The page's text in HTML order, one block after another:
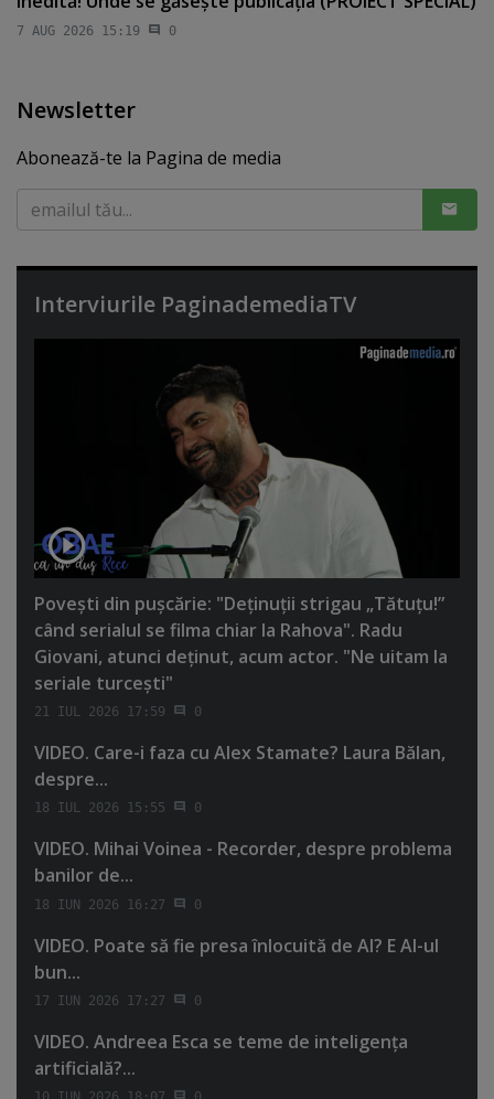
7 AUG 2026 15:19 0
Newsletter
Abonează-te la Pagina de media
Interviurile PaginademediaTV
Poveşti din puşcărie: "Deţinuţii strigau „Tătuţu!”
când serialul se filma chiar la Rahova". Radu
Giovani, atunci deţinut, acum actor. "Ne uitam la
seriale turceşti"
21 IUL 2026 17:59 0
VIDEO. Care-i faza cu Alex Stamate? Laura Bălan,
despre...
18 IUL 2026 15:55 0
VIDEO. Mihai Voinea - Recorder, despre problema
banilor de...
18 IUN 2026 16:27 0
VIDEO. Poate să fie presa înlocuită de AI? E AI-ul
bun...
17 IUN 2026 17:27 0
VIDEO. Andreea Esca se teme de inteligenţa
artificială?...